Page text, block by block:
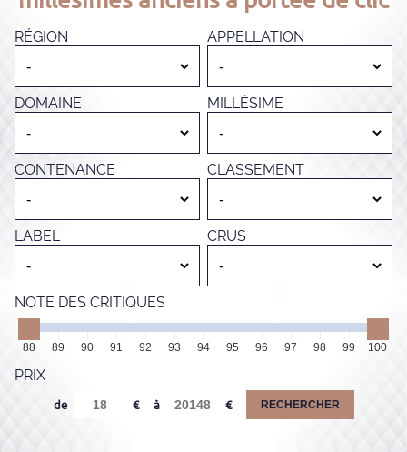
RÉGION APPELLATION
DOMAINE MILLÉSIME
CONTENANCE CLASSEMENT
LABEL CRUS
NOTE DES CRITIQUES
88 89 90 91 92 93 94 95 96 97 98 99 100
PRIX
de à RECHERCHER